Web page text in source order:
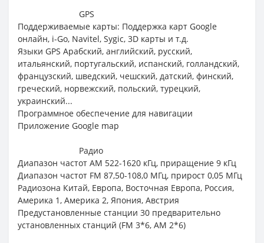
GPS
Поддерживаемые карты: Поддержка карт Google
онлайн, i-Go, Navitel, Sygic, 3D карты и т.д.
Языки GPS Арабский, английский, русский,
итальянский, португальский, испанский, голландский,
французский, шведский, чешский, датский, финский,
греческий, норвежский, польский, турецкий,
украинский...
Программное обеспечение для навигации
Приложение Google map
Радио
Диапазон частот AM 522-1620 кГц, приращение 9 кГц
Диапазон частот FM 87,50-108,0 МГц, прирост 0,05 МГц
Радиозона Китай, Европа, Восточная Европа, Россия,
Америка 1, Америка 2, Япония, Австрия
Предустановленные станции 30 предварительно
установленных станций (FM 3*6, AM 2*6)